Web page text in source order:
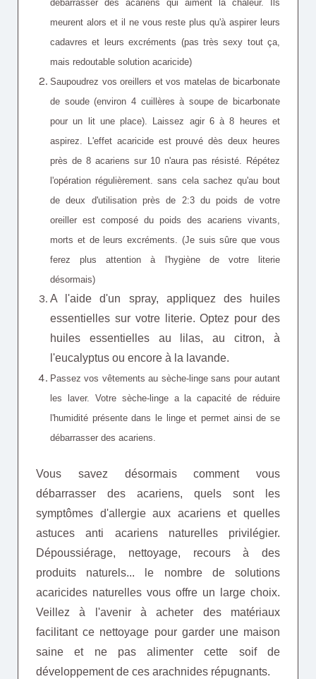
débarrasser des acariens qui aiment la chaleur. Ils
meurent alors et il ne vous reste plus qu'à aspirer leurs
cadavres et leurs excréments (pas très sexy tout ça,
mais redoutable solution acaricide)
Saupoudrez vos oreillers et vos matelas de bicarbonate
de soude (environ 4 cuillères à soupe de bicarbonate
pour un lit une place). Laissez agir 6 à 8 heures et
aspirez. L'effet acaricide est prouvé dès deux heures
près de 8 acariens sur 10 n'aura pas résisté. Répétez
l'opération régulièrement. sans cela sachez qu'au bout
de deux d'utilisation près de 2:3 du poids de votre
oreiller est composé du poids des acariens vivants,
morts et de leurs excréments. (Je suis sûre que vous
ferez plus attention à l'hygiène de votre literie
désormais)
A l'aide d'un spray, appliquez des huiles
essentielles sur votre literie. Optez pour des
huiles essentielles au lilas, au citron, à
l'eucalyptus ou encore à la lavande.
Passez vos vêtements au sèche-linge sans pour autant
les laver. Votre sèche-linge a la capacité de réduire
l'humidité présente dans le linge et permet ainsi de se
débarrasser des acariens.
Vous savez désormais comment vous
débarrasser des acariens, quels sont les
symptômes d'allergie aux acariens et quelles
astuces anti acariens naturelles privilégier.
Dépoussiérage, nettoyage, recours à des
produits naturels... le nombre de solutions
acaricides naturelles vous offre un large choix.
Veillez à l'avenir à acheter des matériaux
facilitant ce nettoyage pour garder une maison
saine et ne pas alimenter cette soif de
développement de ces arachnides répugnants.